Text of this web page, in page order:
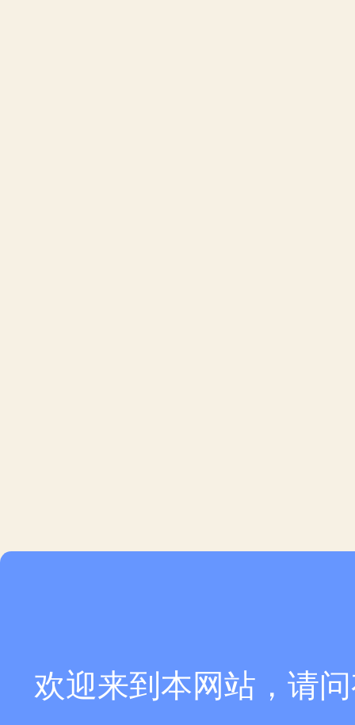
欢迎来到本网站，请